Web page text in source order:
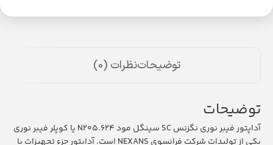
توضیحاتنظرات (0)
توضیحات
آداپتور فیبر نوری نگزنس SC سینگل مود N205.624 یا کوپلر فیبر نوری
یکی از تولیدات شرکت فرانسوی NEXANS است. آداپتور جزء تجهیزات با